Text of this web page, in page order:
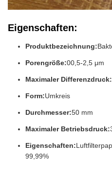
Eigenschaften:
Produktbezeichnung:
Porengröße:00,5-2,5 μm
Maximaler Differenzdruck:
Form:Umkreis
Durchmesser:50 mm
Maximaler Betriebsdruck:
Eigenschaften:
99,99%